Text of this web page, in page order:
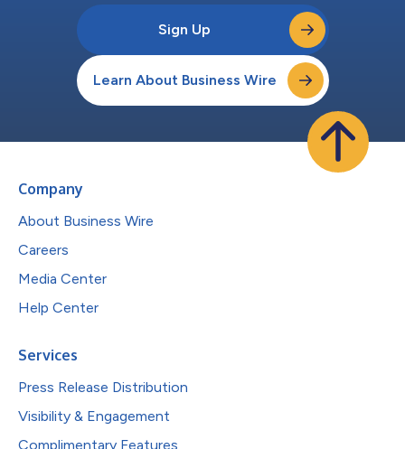
Sign Up
Learn About Business Wire
Company
About Business Wire
Careers
Media Center
Help Center
Services
Press Release Distribution
Visibility & Engagement
Complimentary Features